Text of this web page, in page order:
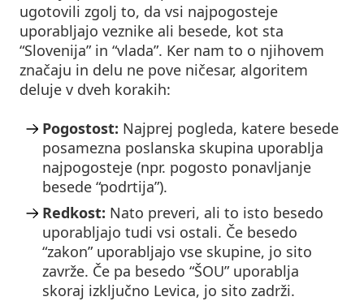
ugotovili zgolj to, da vsi najpogosteje
uporabljajo veznike ali besede, kot sta
“Slovenija” in “vlada”. Ker nam to o njihovem
značaju in delu ne pove ničesar, algoritem
deluje v dveh korakih:
Pogostost: Najprej pogleda, katere besede
posamezna poslanska skupina uporablja
najpogosteje (npr. pogosto ponavljanje
besede “podrtija”).
Redkost: Nato preveri, ali to isto besedo
uporabljajo tudi vsi ostali. Če besedo
“zakon” uporabljajo vse skupine, jo sito
zavrže. Če pa besedo “ŠOU” uporablja
skoraj izključno Levica, jo sito zadrži.